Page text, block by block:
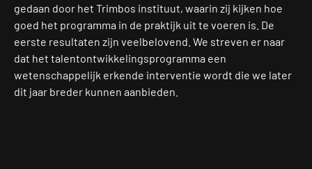
gedaan door het Trimbos instituut, waarin zij kijken hoe
goed het programma in de praktijk uit te voeren is. De
eerste resultaten zijn veelbelovend. We streven er naar
dat het talentontwikkelingsprogramma een
wetenschappelijk erkende interventie wordt die we later
dit jaar breder kunnen aanbieden.